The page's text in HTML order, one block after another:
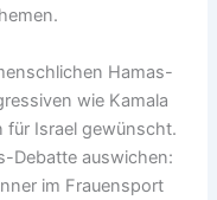
Hamas-
wie Kamala
für Israel gewünscht.
Debatte auswichen:
im Frauensport